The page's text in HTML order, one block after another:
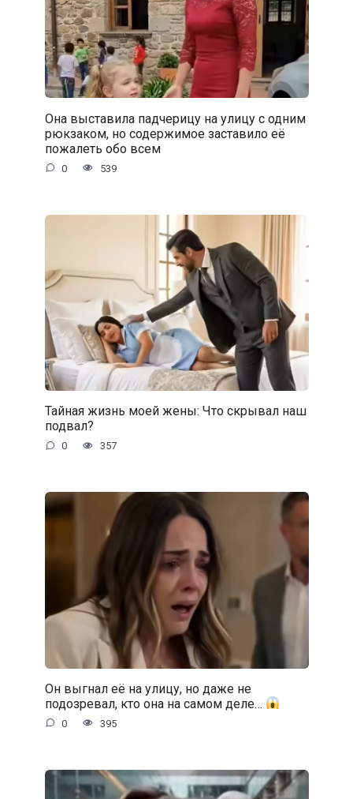
Она выставила падчерицу на улицу с одним
рюкзаком, но содержимое заставило её
пожалеть обо всем
0 539
Тайная жизнь моей жены: Что скрывал наш
подвал?
0 357
Он выгнал её на улицу, но даже не
подозревал, кто она на самом деле…
0 395